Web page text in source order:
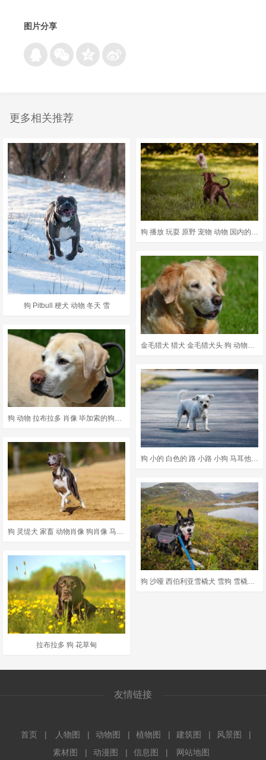
图片分享
更多相关推荐
狗 Pitbull 梗犬 动物 冬天 雪
狗 动物 拉布拉多 肖像 毕加索的狗的画像
狗 灵缇犬 家畜 动物肖像 狗肖像 马场 赛狗活动 运动的
拉布拉多 狗 花草甸
狗 播放 玩耍 原野 宠物 动物 国内的 犬类 哺乳动物 草地
金毛猎犬 猎犬 金毛猎犬头 狗 动物肖像 小狗 大狗 家畜
狗 沙哑 西伯利亚雪橇犬 雪狗 雪橇狗 毛皮 白色的 动物 脸
友情链接
首页 人物图 动物图 植物图 建筑图
风景图
素材图
动漫图 信息图 网站地图